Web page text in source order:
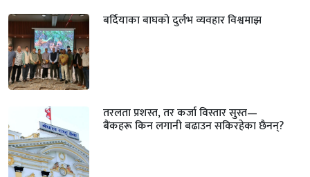
बर्दियाका बाघको दुर्लभ व्यवहार विश्वमाझ
तरलता प्रशस्त, तर कर्जा विस्तार सुस्त—
बैंकहरू किन लगानी बढाउन सकिरहेका छैनन्?